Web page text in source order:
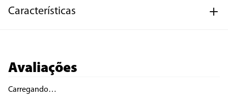
Características
Avaliações
Carregando…